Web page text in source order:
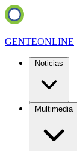
GENTEONLINE
Noticias
Multimedia